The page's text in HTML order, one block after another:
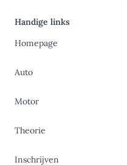
Handige links
Homepage
Auto
Motor
Theorie
Inschrijven